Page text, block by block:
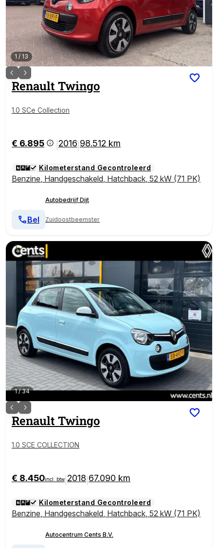
1 / 13
Renault Twingo
1.0 SCe Collection
€ 6.895 2016 98.512 km
Kilometerstand Gecontroleerd
Benzine, Handgeschakeld, Hatchback, 52 kW (71 PK)
Autobedrijf Dijt
Zuidoostbeemster
Bel
1/34
Renault Twingo
1.0 SCE COLLECTION
€ 8.450incl. btw 2018 67.090 km
Kilometerstand Gecontroleerd
Benzine, Handgeschakeld, Hatchback, 52 kW (71 PK)
Autocentrum Cents B.V.